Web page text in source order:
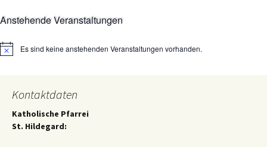
Anstehende Veranstaltungen
HinweisEs sind keine anstehenden Veranstaltungen vorhanden.
Kontaktdaten
Katholische Pfarrei
St. Hildegard: